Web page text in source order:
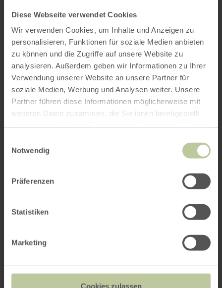
Diese Webseite verwendet Cookies
Wir verwenden Cookies, um Inhalte und Anzeigen zu
personalisieren, Funktionen für soziale Medien anbieten
zu können und die Zugriffe auf unsere Website zu
analysieren. Außerdem geben wir Informationen zu Ihrer
Verwendung unserer Website an unsere Partner für
soziale Medien, Werbung und Analysen weiter. Unsere
Partner führen diese Informationen möglicherweise mit
weiteren Daten zusammen, die Sie ihnen bereitgestellt
Notwendig
Präferenzen
Statistiken
Marketing
Cookies zulassen